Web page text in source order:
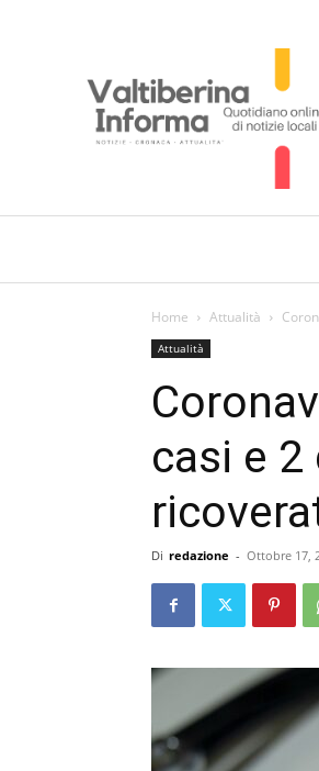
Home Attualità
Attualità
casi e
Di redazione - Ottobre 17,